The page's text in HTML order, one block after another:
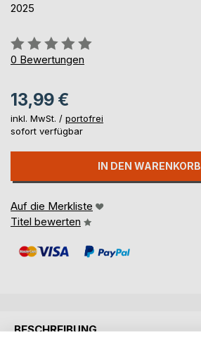
2025
Bewertung::
0%
0 Bewertungen
13,99 €
inkl. MwSt. / portofrei
sofort verfügbar
IN DEN WARENKORB
Auf die Merkliste
Titel bewerten
BESCHREIBUNG